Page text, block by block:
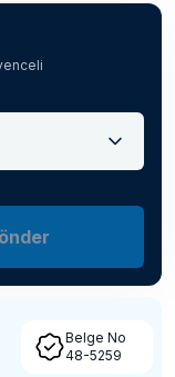
Belge No
48-5259